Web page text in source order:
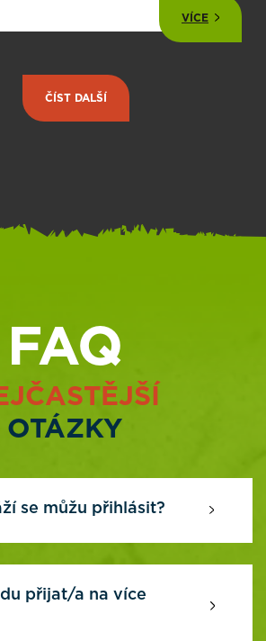
VÍCE
ČÍST DALŠÍ
FAQ
OTÁZKY
se můžu přihlásit?
přijat/a na více